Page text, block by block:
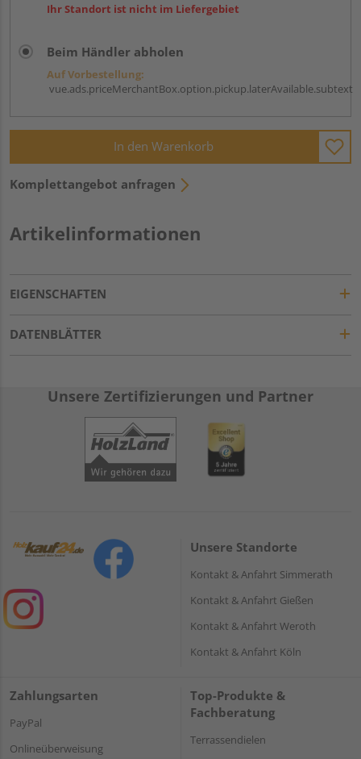
Ihr Standort ist nicht im Liefergebiet
Beim Händler abholen
Auf Vorbestellung:
vue.ads.priceMerchantBox.option.pickup.laterAvailable.subtext
In den Warenkorb
Komplettangebot anfragen
Artikelinformationen
EIGENSCHAFTEN
DATENBLÄTTER
Unsere Zertifizierungen und Partner
Unsere Standorte
Kontakt & Anfahrt Simmerath
Kontakt & Anfahrt Gießen
Kontakt & Anfahrt Weroth
Kontakt & Anfahrt Köln
Zahlungsarten
PayPal
Onlineüberweisung
Top-Produkte &
Fachberatung
Terrassendielen